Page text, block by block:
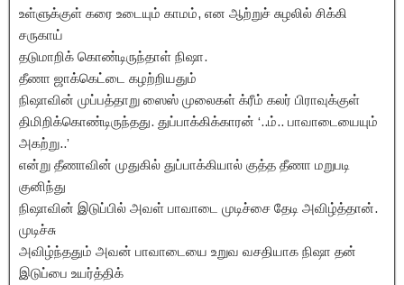
உள்ளுக்குள் கரை உடையும் காமம், என ஆற்றுச் சுழலில் சிக்கி
சருகாய்
தடுமாறிக் கொண்டிருந்தாள் நிஷா.
தீணா ஜாக்கெட்டை கழற்றியதும்
நிஷாவின் முப்பத்தாறு ஸைஸ் முலைகள் க்ரீம் கலர் பிராவுக்குள்
திமிறிக்கொண்டிருந்தது. துப்பாக்கிக்காரன் ‘..ம்.. பாவாடையையும்
அகற்று..’
என்று தீணாவின் முதுகில் துப்பாக்கியால் குத்த தீணா மறுபடி
குனிந்து
நிஷாவின் இடுப்பில் அவள் பாவாடை முடிச்சை தேடி அவிழ்த்தான்.
முடிச்சு
அவிழ்ந்ததும் அவன் பாவாடையை உறுவ வசதியாக நிஷா தன்
இடுப்பை உயர்த்திக்